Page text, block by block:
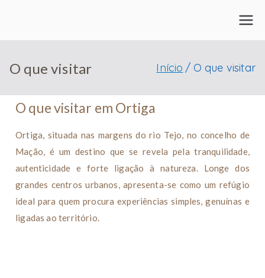
O que visitar Início O que visitar
O que visitar em Ortiga
Ortiga, situada nas margens do rio Tejo, no concelho de
Mação, é um destino que se revela pela tranquilidade,
autenticidade e forte ligação à natureza. Longe dos
grandes centros urbanos, apresenta-se como um refúgio
ideal para quem procura experiências simples, genuínas e
ligadas ao território.